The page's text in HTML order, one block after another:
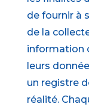
de fournir à
de la
information
leurs
un registre
réalité.